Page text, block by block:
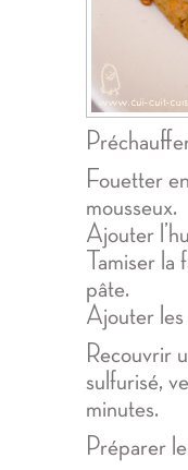
Fouetter
mousseux.
Ajouter
Tamiser la
pâte.
Ajouter les
Recouvrir
sulfurisé,
minutes.
Préparer